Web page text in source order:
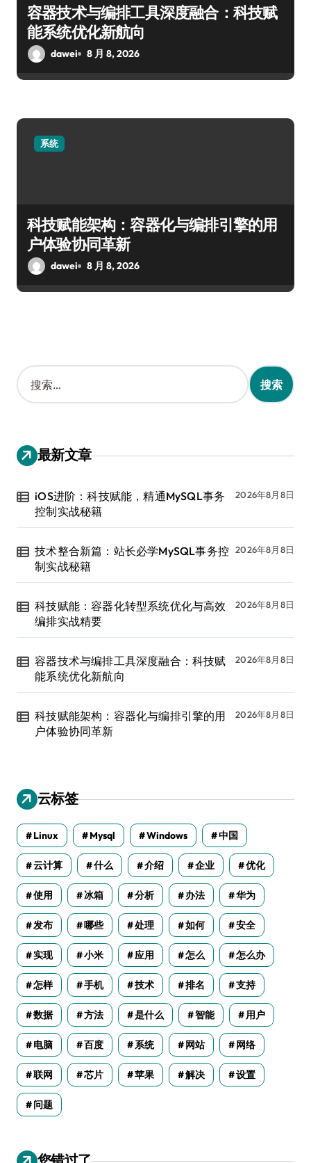
容器技术与编排工具深度融合：科技赋
能系统优化新航向
dawei 8 月 8, 2026
系统
科技赋能架构：容器化与编排引擎的用
户体验协同革新
dawei 8 月 8, 2026
搜
索
：
最新文章
iOS进阶：科技赋能，精通MySQL事务
控制实战秘籍
2026年8月8日
技术整合新篇：站长必学MySQL事务控
制实战秘籍
2026年8月8日
科技赋能：容器化转型系统优化与高效
编排实战精要
2026年8月8日
容器技术与编排工具深度融合：科技赋
能系统优化新航向
2026年8月8日
科技赋能架构：容器化与编排引擎的用
户体验协同革新
2026年8月8日
云标签
Linux Mysql Windows 中国
云计算 什么 介绍 企业 优化
使用 冰箱 分析 办法 华为
发布 哪些 处理 如何 安全
实现 小米 应用 怎么 怎么办
怎样 手机 技术 排名 支持
数据 方法 是什么 智能 用户
电脑 百度 系统 网站 网络
联网 芯片 苹果 解决 设置
问题